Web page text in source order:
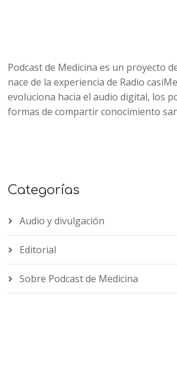
Podcast de Medicina es un proyecto
nace de la experiencia de Radio
evoluciona hacia el audio digital, los
formas de compartir conocimiento
Categorías
Audio y divulgación
Editorial
Sobre Podcast de Medicina